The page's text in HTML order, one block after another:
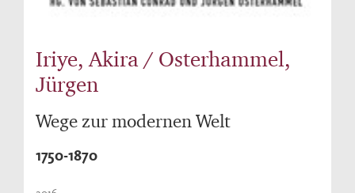
Iriye, Akira / Osterhammel,
Jürgen
Wege zur modernen Welt
1750-1870